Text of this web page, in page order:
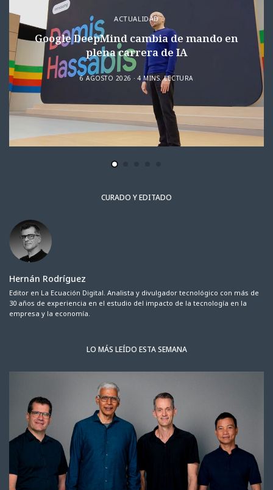
ACTUALIDAD
Google DeepMind cambia de mando en
plena carrera de IA
6 AGOSTO 2026 4 MINS. LECTURA
CURADO Y EDITADO
Hernán Rodríguez
Editor en La Ecuación Digital. Analista y divulgador tecnológico con más de
30 años de experiencia en el estudio del impacto de la tecnología en la
empresa y la economía.
LO MÁS LEÍDO ESTA SEMANA